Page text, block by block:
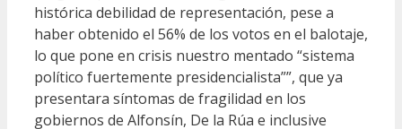
histórica debilidad de representación, pese a
haber obtenido el 56% de los votos en el balotaje,
lo que pone en crisis nuestro mentado “sistema
político fuertemente presidencialista””, que ya
presentara síntomas de fragilidad en los
gobiernos de Alfonsín, De la Rúa e inclusive